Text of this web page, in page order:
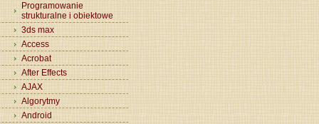
Programowanie
strukturalne i obiektowe
3ds max
Access
Acrobat
After Effects
AJAX
Algorytmy
Android